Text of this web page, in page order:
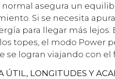
normal asegura un
Si se necesita
para llegar más
topes, el modo Power
se logran viajando con el
ÚTIL, LONGITUDES Y